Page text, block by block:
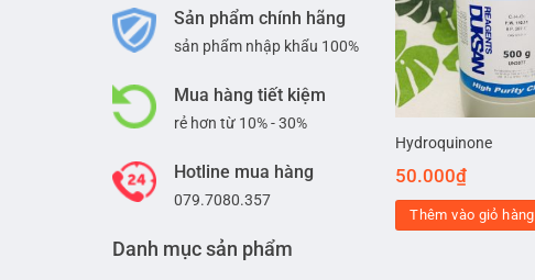
Sản phẩm chính hãng
sản phẩm nhập khẩu 100%
Mua hàng tiết kiệm
rẻ hơn từ 10% - 30%
Hotline mua hàng
079.7080.357
Danh mục sản phẩm
Hydroquinone
50.000₫
Thêm vào giỏ hàng